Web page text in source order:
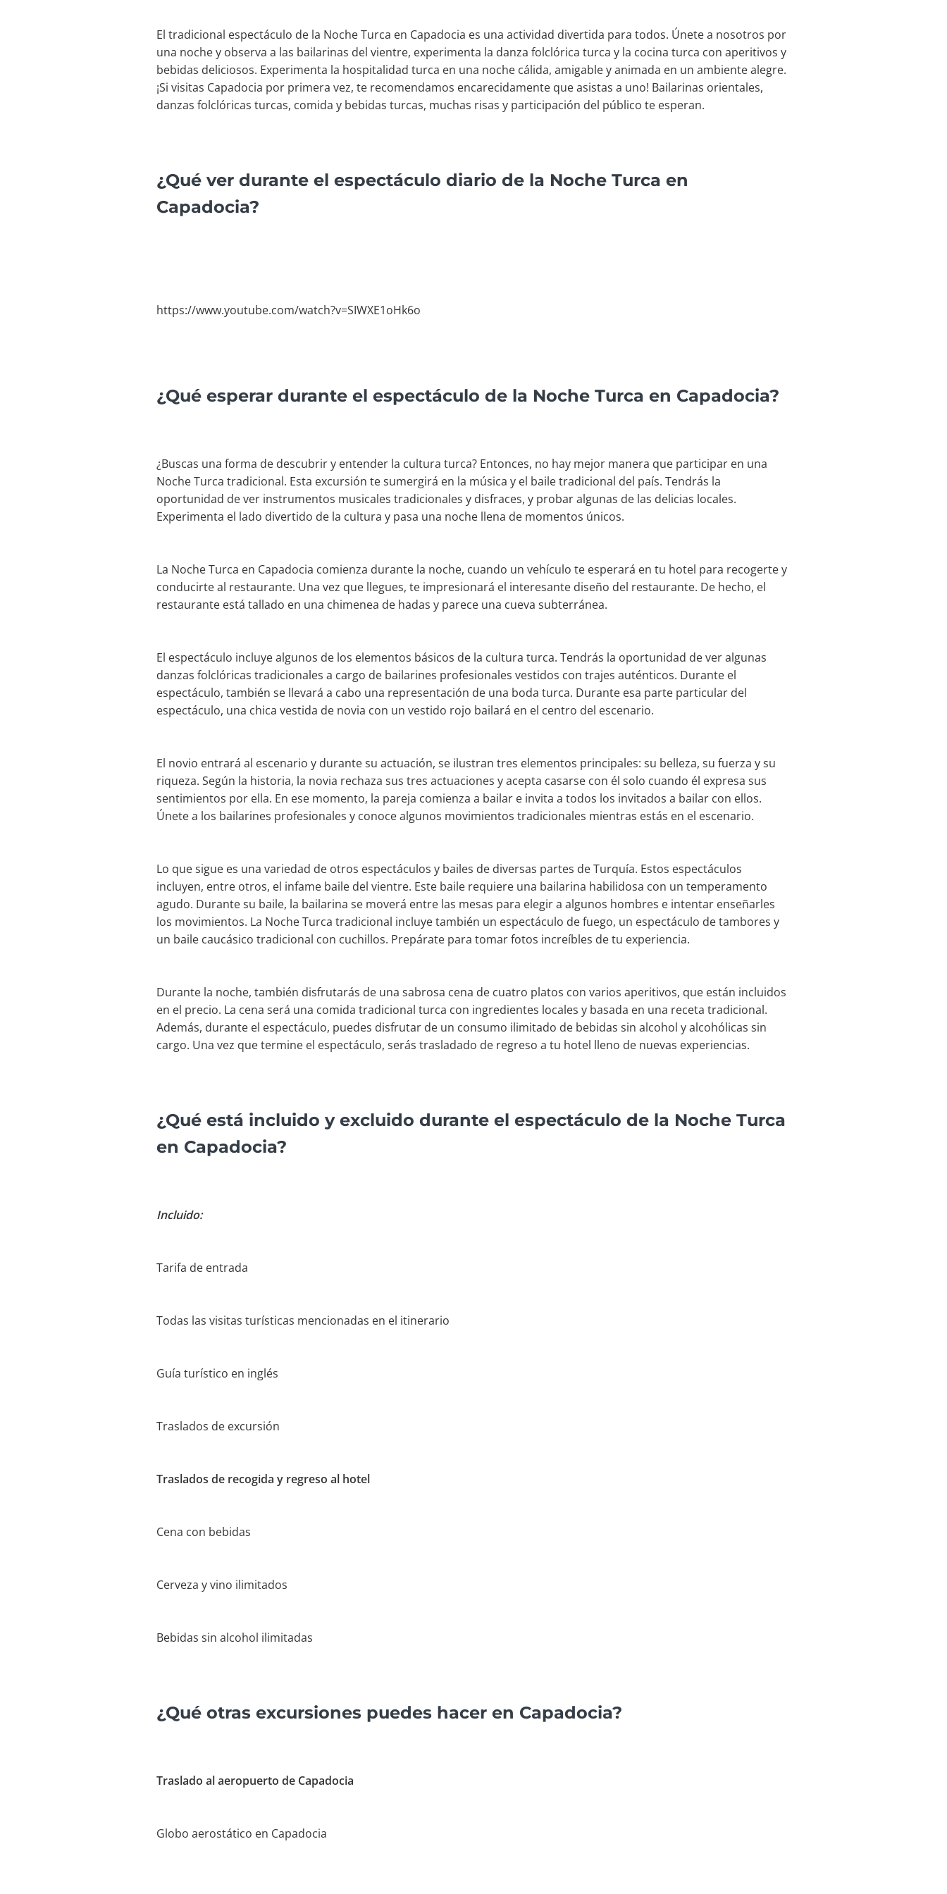
El tradicional espectáculo de la Noche Turca en Capadocia es una actividad divertida para todos. Únete a nosotros por
una noche y observa a las bailarinas del vientre, experimenta la danza folclórica turca y la cocina turca con aperitivos y
bebidas deliciosos. Experimenta la hospitalidad turca en una noche cálida, amigable y animada en un ambiente alegre.
¡Si visitas Capadocia por primera vez, te recomendamos encarecidamente que asistas a uno! Bailarinas orientales,
danzas folclóricas turcas, comida y bebidas turcas, muchas risas y participación del público te esperan.
¿Qué ver durante el espectáculo diario de la Noche Turca en
Capadocia?
https://www.youtube.com/watch?v=SIWXE1oHk6o
¿Qué esperar durante el espectáculo de la Noche Turca en Capadocia?
¿Buscas una forma de descubrir y entender la cultura turca? Entonces, no hay mejor manera que participar en una
Noche Turca tradicional. Esta excursión te sumergirá en la música y el baile tradicional del país. Tendrás la
oportunidad de ver instrumentos musicales tradicionales y disfraces, y probar algunas de las delicias locales.
Experimenta el lado divertido de la cultura y pasa una noche llena de momentos únicos.
La Noche Turca en Capadocia comienza durante la noche, cuando un vehículo te esperará en tu hotel para recogerte y
conducirte al restaurante. Una vez que llegues, te impresionará el interesante diseño del restaurante. De hecho, el
restaurante está tallado en una chimenea de hadas y parece una cueva subterránea.
El espectáculo incluye algunos de los elementos básicos de la cultura turca. Tendrás la oportunidad de ver algunas
danzas folclóricas tradicionales a cargo de bailarines profesionales vestidos con trajes auténticos. Durante el
espectáculo, también se llevará a cabo una representación de una boda turca. Durante esa parte particular del
espectáculo, una chica vestida de novia con un vestido rojo bailará en el centro del escenario.
El novio entrará al escenario y durante su actuación, se ilustran tres elementos principales: su belleza, su fuerza y su
riqueza. Según la historia, la novia rechaza sus tres actuaciones y acepta casarse con él solo cuando él expresa sus
sentimientos por ella. En ese momento, la pareja comienza a bailar e invita a todos los invitados a bailar con ellos.
Únete a los bailarines profesionales y conoce algunos movimientos tradicionales mientras estás en el escenario.
Lo que sigue es una variedad de otros espectáculos y bailes de diversas partes de Turquía. Estos espectáculos
incluyen, entre otros, el infame baile del vientre. Este baile requiere una bailarina habilidosa con un temperamento
agudo. Durante su baile, la bailarina se moverá entre las mesas para elegir a algunos hombres e intentar enseñarles
los movimientos. La Noche Turca tradicional incluye también un espectáculo de fuego, un espectáculo de tambores y
un baile caucásico tradicional con cuchillos. Prepárate para tomar fotos increíbles de tu experiencia.
Durante la noche, también disfrutarás de una sabrosa cena de cuatro platos con varios aperitivos, que están incluidos
en el precio. La cena será una comida tradicional turca con ingredientes locales y basada en una receta tradicional.
Además, durante el espectáculo, puedes disfrutar de un consumo ilimitado de bebidas sin alcohol y alcohólicas sin
cargo. Una vez que termine el espectáculo, serás trasladado de regreso a tu hotel lleno de nuevas experiencias.
¿Qué está incluido y excluido durante el espectáculo de la Noche Turca
en Capadocia?
Incluido:
Tarifa de entrada
Todas las visitas turísticas mencionadas en el itinerario
Guía turístico en inglés
Traslados de excursión
Traslados de recogida y regreso al hotel
Cena con bebidas
Cerveza y vino ilimitados
Bebidas sin alcohol ilimitadas
¿Qué otras excursiones puedes hacer en Capadocia?
Traslado al aeropuerto de Capadocia
Globo aerostático en Capadocia